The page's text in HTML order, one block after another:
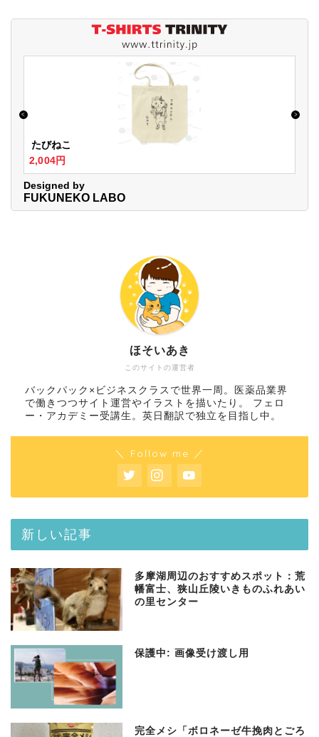
このサイトの運営者
ほそいあき
バックパック×ビジネスクラスで世界一周。医薬品業界
で働きつつサイト運営やイラストを描いたり。 フェロ
ー・アカデミー受講生。英日翻訳で独立を目指し中。
＼ Follow me ／
新しい記事
多摩湖周辺のおすすめスポット：荒
幡富士、狭山丘陵いきものふれあい
の里センター
保護中: 画像受け渡し用
完全メシ「ボロネーゼ牛挽肉とごろ